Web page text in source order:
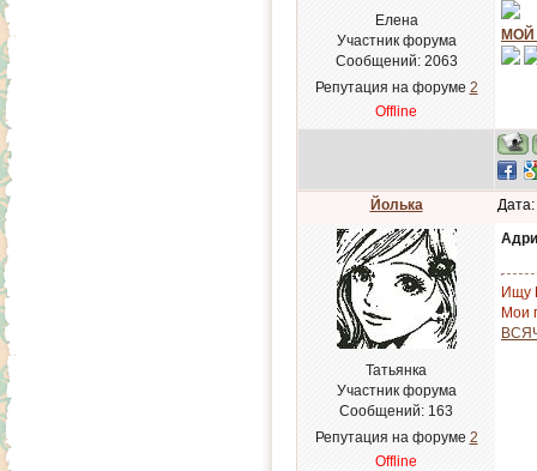
Елена
Участник форума
Сообщений: 2063
Репутация на форуме 2
Offline
МОЙ
Йолька
Татьянка
Участник форума
Сообщений: 163
Репутация на форуме 2
Offline
Ищу
Мои